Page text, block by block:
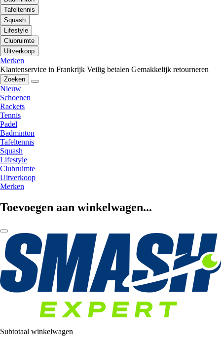
Tafeltennis
Squash
Lifestyle
Clubruimte
Uitverkoop
Merken
Klantenservice in Frankrijk Veilig betalen Gemakkelijk retourneren
Zoeken
Nieuw
Schoenen
Rackets
Tennis
Padel
Badminton
Tafeltennis
Squash
Lifestyle
Clubruimte
Uitverkoop
Merken
Toevoegen aan winkelwagen...
Subtotaal winkelwagen